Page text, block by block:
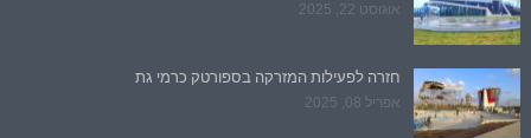
אוגוסט 22, 2025
חזרה לפעילות המזרקה בספורטק כרמי גת
אפריל 08, 2025